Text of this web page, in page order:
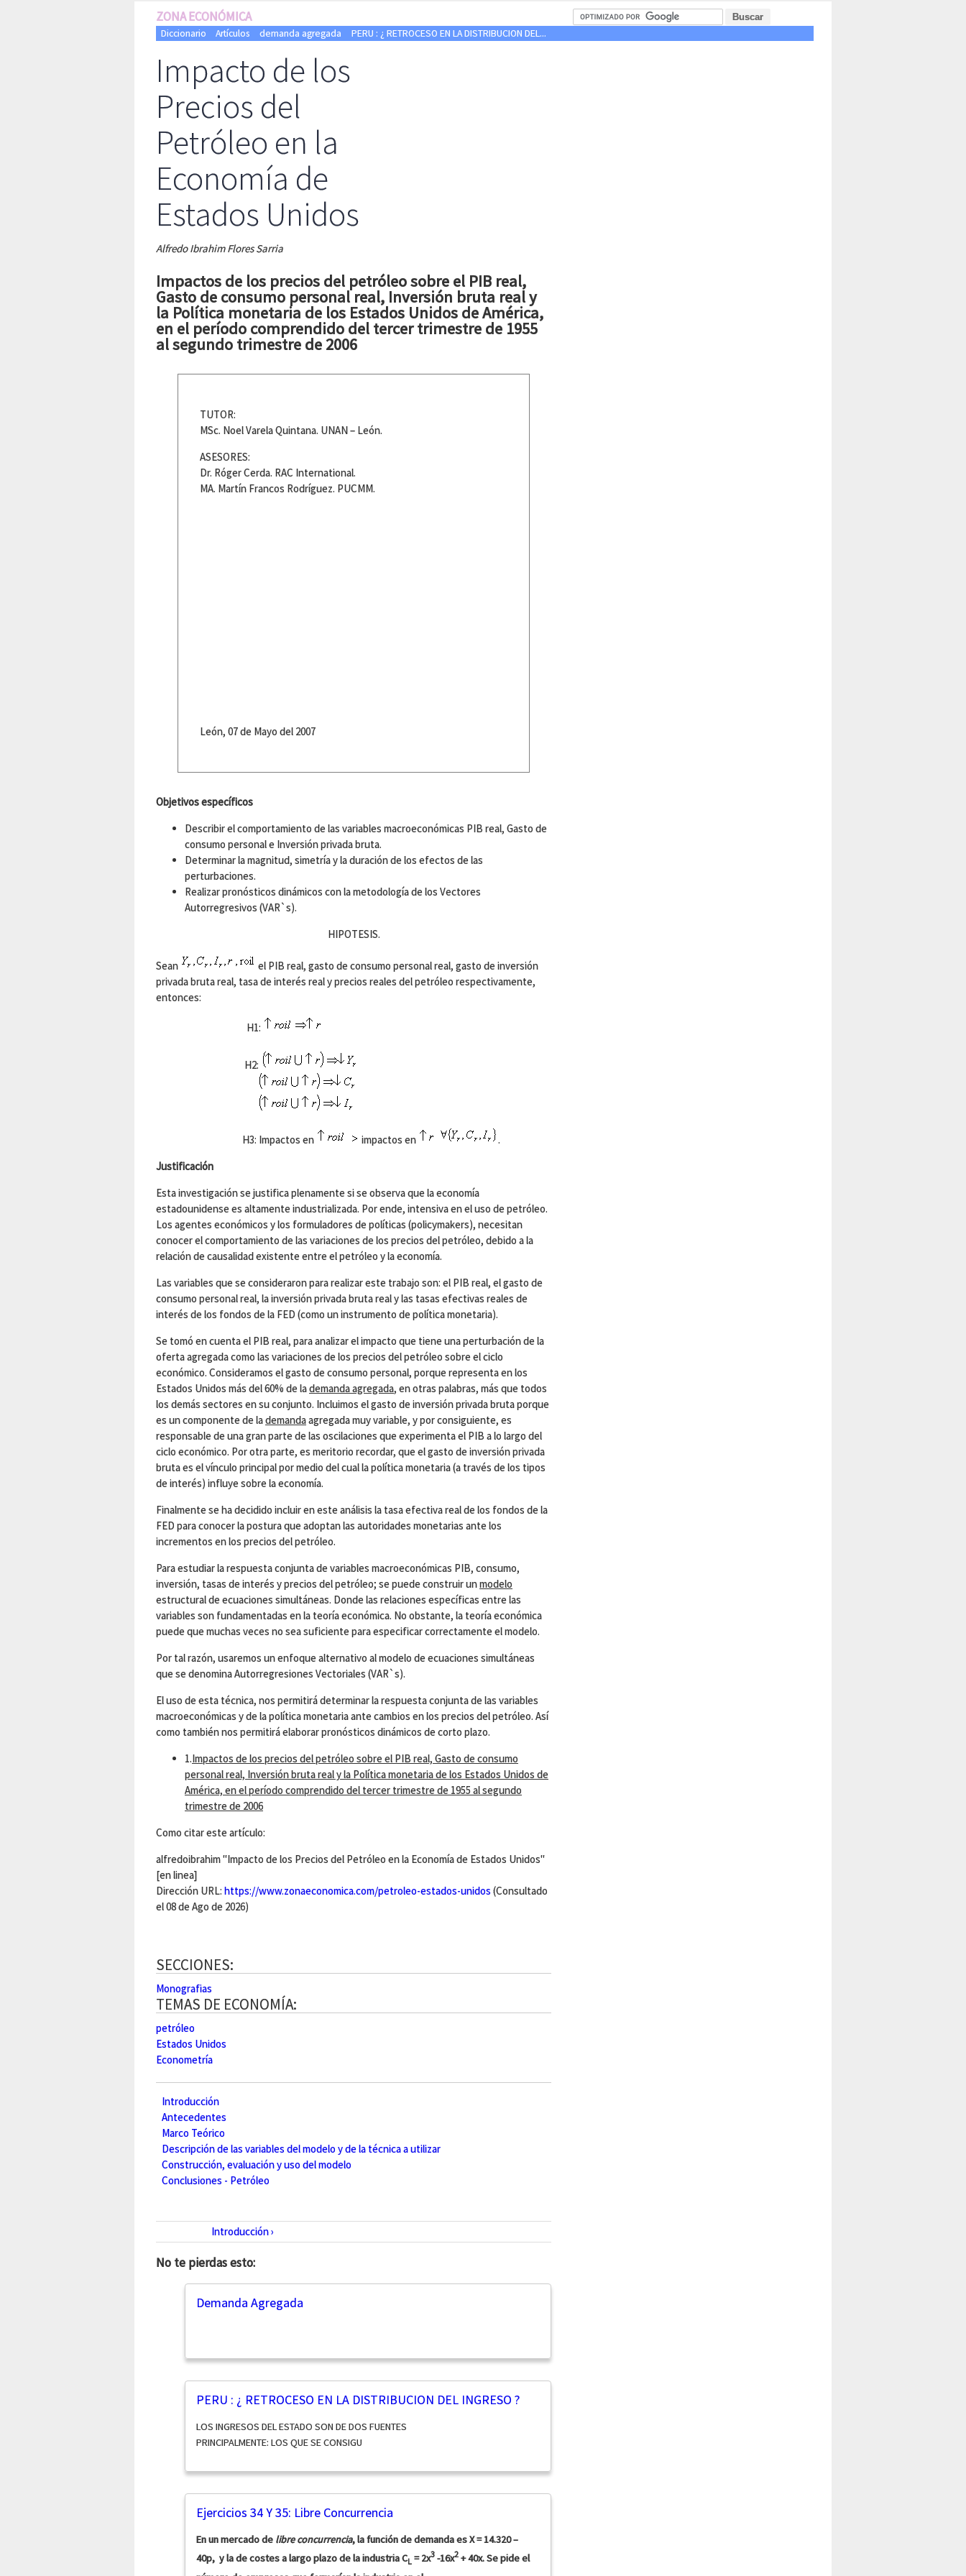
ZONA ECONÓMICA
Diccionario Artículos demanda agregada PERU : ¿ RETROCESO EN LA DISTRIBUCION DEL...
Impacto de los
Precios del
Petróleo en la
Economía de
Estados Unidos
Alfredo Ibrahim Flores Sarria
Impactos de los precios del petróleo sobre el PIB real,
Gasto de consumo personal real, Inversión bruta real y
la Política monetaria de los Estados Unidos de América,
en el período comprendido del tercer trimestre de 1955
al segundo trimestre de 2006
TUTOR:
MSc. Noel Varela Quintana. UNAN – León.
ASESORES:
Dr. Róger Cerda. RAC International.
MA. Martín Francos Rodríguez. PUCMM.
León, 07 de Mayo del 2007
Objetivos específicos
Describir el comportamiento de las variables macroeconómicas PIB real, Gasto de
consumo personal e Inversión privada bruta.
Determinar la magnitud, simetría y la duración de los efectos de las
perturbaciones.
Realizar pronósticos dinámicos con la metodología de los Vectores
Autorregresivos (VAR`s).
HIPOTESIS.
Sean
el PIB real, gasto de consumo personal real, gasto de inversión
privada bruta real, tasa de interés real y precios reales del petróleo respectivamente,
entonces:
H1:
H2:
H3: Impactos en impactos en
.
Justificación
Esta investigación se justifica plenamente si se observa que la economía
estadounidense es altamente industrializada. Por ende, intensiva en el uso de petróleo.
Los agentes económicos y los formuladores de políticas (policymakers), necesitan
conocer el comportamiento de las variaciones de los precios del petróleo, debido a la
relación de causalidad existente entre el petróleo y la economía.
Las variables que se consideraron para realizar este trabajo son: el PIB real, el gasto de
consumo personal real, la inversión privada bruta real y las tasas efectivas reales de
interés de los fondos de la FED (como un instrumento de política monetaria).
Se tomó en cuenta el PIB real, para analizar el impacto que tiene una perturbación de la
oferta agregada como las variaciones de los precios del petróleo sobre el ciclo
económico. Consideramos el gasto de consumo personal, porque representa en los
Estados Unidos más del 60% de lademanda agregada, en otras palabras, más que todos
los demás sectores en su conjunto. Incluimos el gasto de inversión privada bruta porque
es un componente de lademandaagregada muy variable, y por consiguiente, es
responsable de una gran parte de las oscilaciones que experimenta el PIB a lo largo del
ciclo económico. Por otra parte, es meritorio recordar, que el gasto de inversión privada
bruta es el vínculo principal por medio del cual la política monetaria (a través de los tipos
de interés) influye sobre la economía.
Finalmente se ha decidido incluir en este análisis la tasa efectiva real de los fondos de la
FED para conocer la postura que adoptan las autoridades monetarias ante los
incrementos en los precios del petróleo.
Para estudiar la respuesta conjunta de variables macroeconómicas PIB, consumo,
inversión, tasas de interés y precios del petróleo; se puede construir unmodelo
estructural de ecuaciones simultáneas. Donde las relaciones específicas entre las
variables son fundamentadas en la teoría económica. No obstante, la teoría económica
puede que muchas veces no sea suficiente para especificar correctamente el modelo.
Por tal razón, usaremos un enfoque alternativo al modelo de ecuaciones simultáneas
que se denomina Autorregresiones Vectoriales (VAR`s).
El uso de esta técnica, nos permitirá determinar la respuesta conjunta de las variables
macroeconómicas y de la política monetaria ante cambios en los precios del petróleo. Así
como también nos permitirá elaborar pronósticos dinámicos de corto plazo.
1.Impactos de los precios del petróleo sobre el PIB real, Gasto de consumo
personal real, Inversión bruta real y la Política monetaria de los Estados Unidos de
América, en el período comprendido del tercer trimestre de 1955 al segundo
trimestre de 2006
Como citar este artículo:
alfredoibrahim "Impacto de los Precios del Petróleo en la Economía de Estados Unidos"
[en linea]
Dirección URL: https://www.zonaeconomica.com/petroleo-estados-unidos (Consultado
el 08 de Ago de 2026)
SECCIONES:
Monografias
TEMAS DE ECONOMÍA:
petróleo
Estados Unidos
Econometría
Introducción
Antecedentes
Marco Teórico
Descripción de las variables del modelo y de la técnica a utilizar
Construcción, evaluación y uso del modelo
Conclusiones - Petróleo
Introducción ›
No te pierdas esto:
Demanda Agregada
PERU : ¿ RETROCESO EN LA DISTRIBUCION DEL INGRESO ?
LOS INGRESOS DEL ESTADO SON DE DOS FUENTES
PRINCIPALMENTE: LOS QUE SE CONSIGU
Ejercicios 34 Y 35: Libre Concurrencia
En un mercado de libre concurrencia, la función de demanda es X = 14.320 –
40p, y la de costes a largo plazo de la industria CL = 2x3 -16x2 + 40x. Se pide el